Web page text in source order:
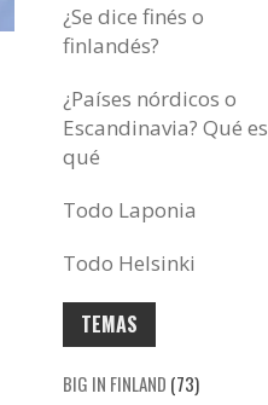
¿Se dice finés o
finlandés?
¿Países nórdicos o
Escandinavia? Qué es
qué
Todo Laponia
Todo Helsinki
TEMAS
BIG IN FINLAND (73)